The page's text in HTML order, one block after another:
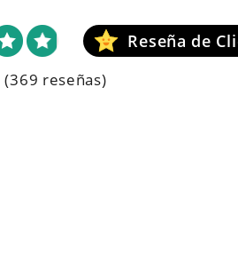
(369 reseñas)